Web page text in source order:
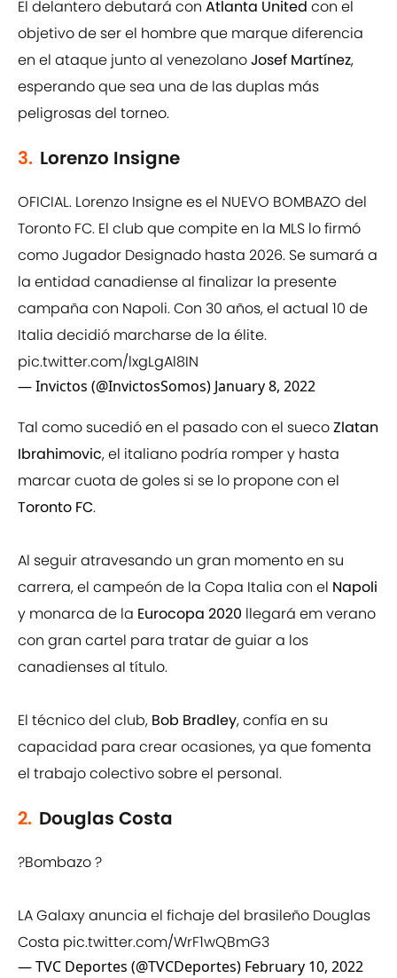
El delantero debutará con Atlanta United con el
objetivo de ser el hombre que marque diferencia
en el ataque junto al venezolanoJosef Martínez,
esperando que sea una de las duplas más
peligrosas del torneo.
3. Lorenzo Insigne
OFICIAL. Lorenzo Insigne es el NUEVO BOMBAZO del
Toronto FC. El club que compite en la MLS lo firmó
como Jugador Designado hasta 2026. Se sumará a
la entidad canadiense al finalizar la presente
campaña con Napoli. Con 30 años, el actual 10 de
Italia decidió marcharse de la élite.
pic.twitter.com/lxgLgAl8IN
— Invictos (@InvictosSomos) January 8, 2022
Tal como sucedió en el pasado con el suecoZlatan
Ibrahimovic, el italiano podría romper y hasta
marcar cuota de goles si se lo propone con el
Toronto FC.
Al seguir atravesando un gran momento en su
carrera, el campeón de la Copa Italia con el Napoli
y monarca de la Eurocopa 2020 llegará em verano
con gran cartel para tratar de guiar a los
canadienses al título.
El técnico del club, Bob Bradley, confía en su
capacidad para crear ocasiones, ya que fomenta
el trabajo colectivo sobre el personal.
2. Douglas Costa
?Bombazo ?
LA Galaxy anuncia el fichaje del brasileño Douglas
Costa pic.twitter.com/WrF1wQBmG3
— TVC Deportes (@TVCDeportes) February 10, 2022